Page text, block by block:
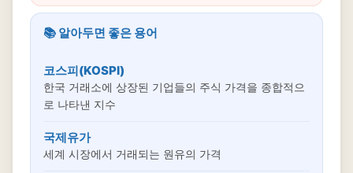
📚 알아두면 좋은 용어
코스피(KOSPI)
한국 거래소에 상장된 기업들의 주식 가격을 종합적으
로 나타낸 지수
국제유가
세계 시장에서 거래되는 원유의 가격